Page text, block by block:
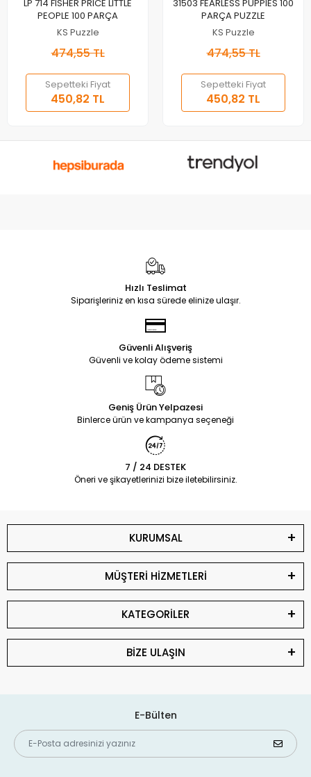
LP 714 FISHER PRICE LITTLE
PEOPLE 100 PARÇA
KS Puzzle
474,55 TL
Sepetteki Fiyat
450,82 TL
31503 FEARLESS PUPPIES 100
PARÇA PUZZLE
KS Puzzle
474,55 TL
Sepetteki Fiyat
450,82 TL
Hızlı Teslimat
Siparişleriniz en kısa sürede elinize ulaşır.
Güvenli Alışveriş
Güvenli ve kolay ödeme sistemi
Geniş Ürün Yelpazesi
Binlerce ürün ve kampanya seçeneği
7 / 24 DESTEK
Öneri ve şikayetlerinizi bize iletebilirsiniz.
KURUMSAL
MÜŞTERİ HİZMETLERİ
KATEGORİLER
BİZE ULAŞIN
E-Bülten